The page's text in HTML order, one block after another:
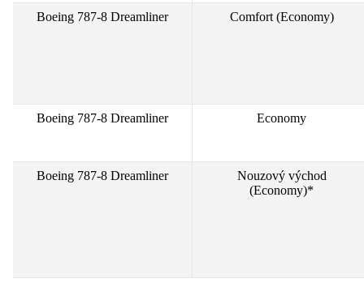
Boeing 787-8 Dreamliner Comfort (Economy)
Boeing 787-8 Dreamliner Economy
Boeing 787-8 Dreamliner
Nouzový východ
(Economy)*